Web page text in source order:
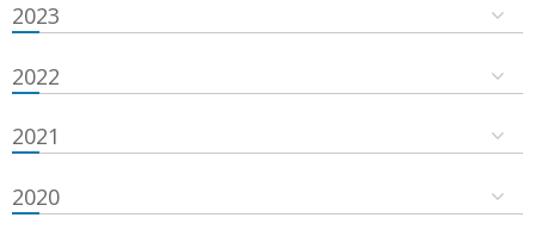
2023
2022
2021
2020